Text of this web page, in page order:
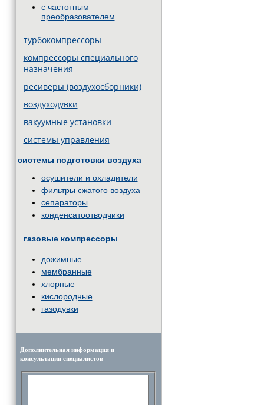
с частотным
преобразователем
турбокомпрессоры
компрессоры специального
назначения
ресиверы (воздухосборники)
воздуходувки
вакуумные установки
системы управления
системы подготовки воздуха
осушители и охладители
фильтры сжатого воздуха
сепараторы
конденсатоотводчики
газовые компрессоры
дожимные
мембранные
хлорные
кислородные
газодувки
Дополнительная информация и
консультации специалистов